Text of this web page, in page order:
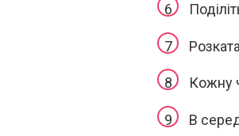
Кожну
В